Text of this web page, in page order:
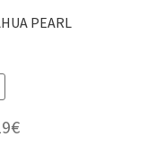
PEARL
€